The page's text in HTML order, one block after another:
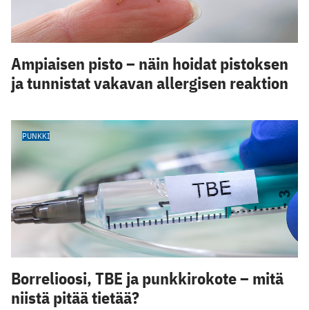
Ampiaisen pisto – näin hoidat pistoksen
ja tunnistat vakavan allergisen reaktion
PUNKKI
Borrelioosi, TBE ja punkkirokote – mitä
niistä pitää tietää?